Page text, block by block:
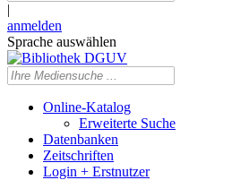
|
anmelden
Sprache auswählen
Online-Katalog
Erweiterte Suche
Datenbanken
Zeitschriften
Login + Erstnutzer